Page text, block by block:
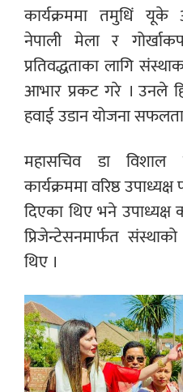
कार्यक्रममा तमुधिं
नेपाली मेला र
प्रतिवद्धताका लागि
आभार प्रकट गरे । उनले
हवाई उडान योजना
महासचिव डा
कार्यक्रममा वरिष्ठ
दिएका थिए भने
प्रिजेन्टेसनमार्फत
थिए ।